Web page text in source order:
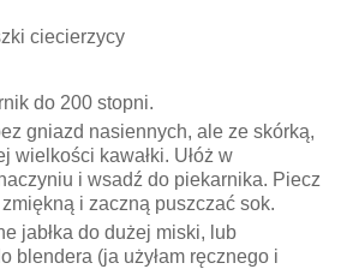
ciecierzycy
do 200 stopni.
gniazd nasiennych, ale ze skórką,
wielkości kawałki. Ułóż w
i wsadź do piekarnika. Piecz
i zaczną puszczać sok.
jabłka do dużej miski, lub
blendera (ja użyłam ręcznego i